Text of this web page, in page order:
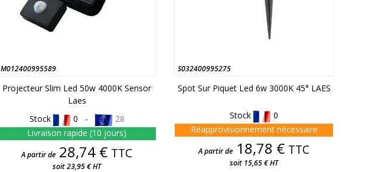
M012400995589
Projecteur Slim Led 50w 4000K Sensor
Laes
Stock
0 -
28
Livraison rapide (10 jours)
Prix
A partir de 28,74 € TTC
soit 23,95 € HT
S032400995275
Spot Sur Piquet Led 6w 3000K 45° LAES
Stock
0
Réapprovisionnement nécessaire
Prix
A partir de 18,78 € TTC
soit 15,65 € HT